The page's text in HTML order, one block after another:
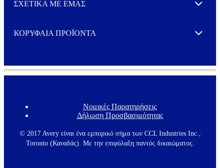
ΣΧΕΤΙΚΑ ΜΕ ΕΜΑΣ Expand
ΚΟΡΥΦΑΙΑ ΠΡΟΪΟΝΤΑ Expand
F
o
t
e
Νομικές Παρατηρήσεις
Δήλωση Προσβασιμότητας
© 2017 Avery είναι ένα εμπορικό σήμα των CCL Industries Inc.,
Toronto (Καναδάς). Με την επιφύλαξη παντός δικαιώματος.